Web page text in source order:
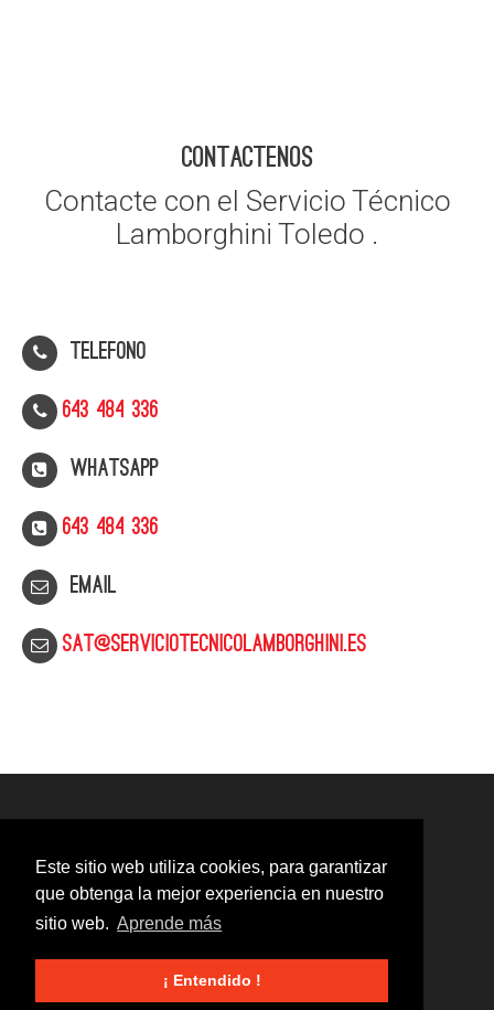
Este sitio web utiliza cookies, para garantizar
que obtenga la mejor experiencia en nuestro
sitio web. Aprende más
¡ Entendido !
CONTACTENOS
Contacte con el Servicio Técnico
Lamborghini Toledo .
Telefono
643 484 336
WhatsApp
643 484 336
Email
sat@serviciotecnicolamborghini.es
© 2020 Servicio Técnico Lamborghini